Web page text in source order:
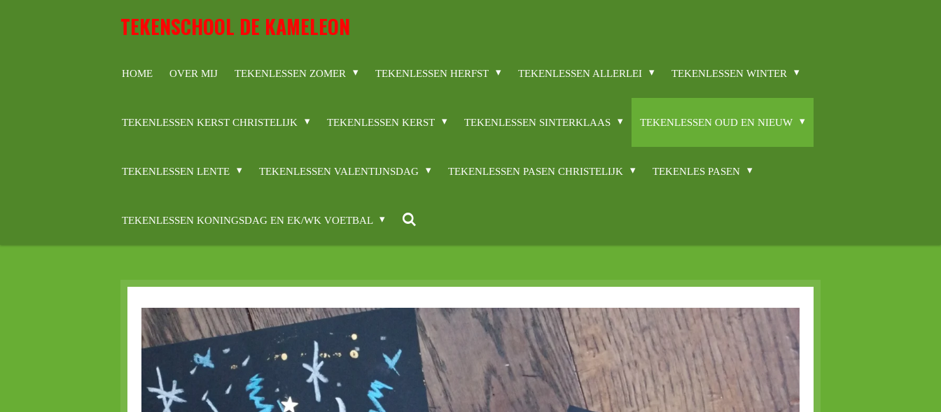
TEKENSCHOOL DE KAMELEON
HOME OVER MIJ TEKENLESSEN ZOMER TEKENLESSEN HERFST TEKENLESSEN ALLERLEI TEKENLESSEN WINTER
TEKENLESSEN KERST CHRISTELIJK TEKENLESSEN KERST TEKENLESSEN SINTERKLAAS TEKENLESSEN OUD EN NIEUW
TEKENLESSEN LENTE TEKENLESSEN VALENTIJNSDAG TEKENLESSEN PASEN CHRISTELIJK TEKENLES PASEN
TEKENLESSEN KONINGSDAG EN EK/WK VOETBAL